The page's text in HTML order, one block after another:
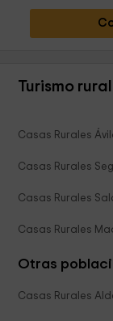
Turismo
Casas Rurales
Casas Rurales
Casas Rurales
Casas Rurales
Otras
Casas Rurales